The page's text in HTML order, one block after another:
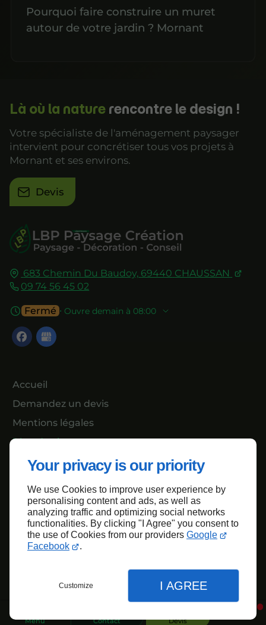
Your privacy is our priority
We use Cookies to improve user experience by
personalising content and ads, as well as
analyzing traffic and optimizing social networks
functionalities. By clicking "I Agree" you consent to
the use of Cookies from our providers Google
Facebook
.
Customize I AGREE
Menu Contact Devis
Pourquoi faire construire un muret
autour de votre jardin ? Mornant
683 Chemin Du Baudoy, 69440 CHAUSSAN
09 74 56 45 02
Fermé ⋅ Ouvre demain à 08:00
Accueil
Demandez un devis
Mentions légales
Plan du site
Là où la nature rencontre le design !
Votre spécialiste de l'aménagement paysager
intervient pour concrétiser tous vos projets à
Mornant et ses environs.
Devis
Haut de page